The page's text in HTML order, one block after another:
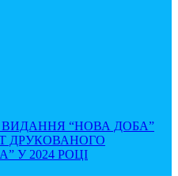
“НОВА ДОБА”
ДРУКОВАНОГО
У 2024 РОЦІ